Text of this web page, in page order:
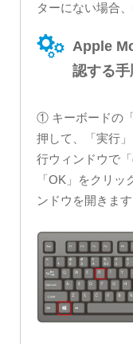
ターにない場合
Apple
認する手
① キーボードの
押して、「実行
行ウィンドウで
「OK」をクリ
ンドウを開きます